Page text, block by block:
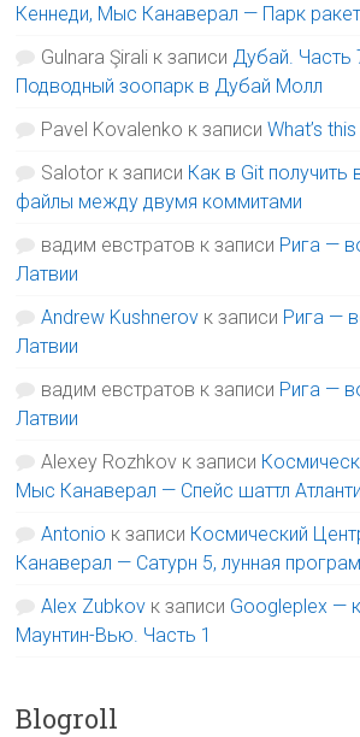
Кеннеди, Мыс Канаверал — Парк
Gulnara Şirali к записи Дубай. Часть
Подводный зоопарк в Дубай Молл
Pavel Kovalenko к записиWhat’s
Salotor к записи Как в Git получить
файлы между двумя коммитами
вадим евстратов к записи Рига —
Латвии
Andrew Kushnerov к записи Рига —
Латвии
вадим евстратов к записи Рига —
Латвии
Alexey Rozhkov к записи
Мыс Канаверал — Спейс шаттл
Antonio к записи Космический
Канаверал — Сатурн 5, лунная
Alex Zubkov к записи Googleplex —
Маунтин-Вью. Часть 1
Blogroll